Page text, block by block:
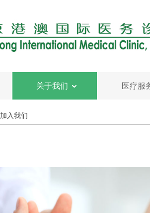
关于我们 医疗服
加入我们